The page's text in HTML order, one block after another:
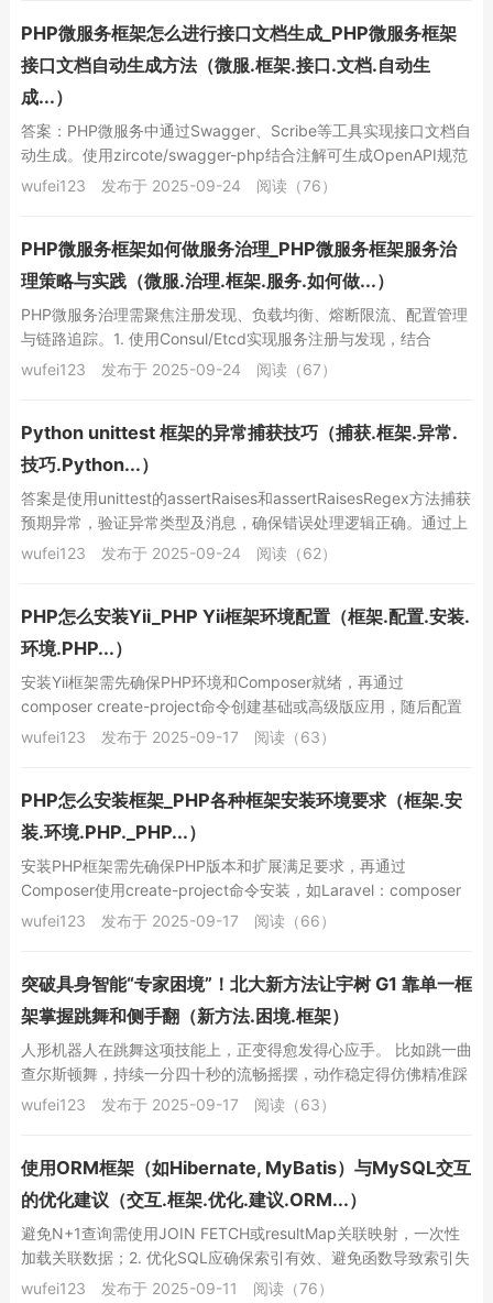
PHP微服务框架怎么进行接口文档生成_PHP微服务框架
接口文档自动生成方法（微服.框架.接口.文档.自动生
成...）
答案：PHP微服务中通过Swagger、Scribe等工具实现接口文档自
动生成。使用zircote/swagger-php结合注解可生成OpenAPI规范
文档，...
wufei123 发布于 2025-09-24 阅读（76）
PHP微服务框架如何做服务治理_PHP微服务框架服务治
理策略与实践（微服.治理.框架.服务.如何做...）
PHP微服务治理需聚焦注册发现、负载均衡、熔断限流、配置管理
与链路追踪。1. 使用Consul/Etcd实现服务注册与发现，结合
Swoole异步心跳；2. 客户...
wufei123 发布于 2025-09-24 阅读（67）
Python unittest 框架的异常捕获技巧（捕获.框架.异常.
技巧.Python...）
答案是使用unittest的assertRaises和assertRaisesRegex方法捕获
预期异常，验证异常类型及消息，确保错误处理逻辑正确。通过上
下文管...
wufei123 发布于 2025-09-24 阅读（62）
PHP怎么安装Yii_PHP Yii框架环境配置（框架.配置.安装.
环境.PHP...）
安装Yii框架需先确保PHP环境和Composer就绪，再通过
composer create-project命令创建基础或高级版应用，随后配置
Web服务器将入口...
wufei123 发布于 2025-09-17 阅读（63）
PHP怎么安装框架_PHP各种框架安装环境要求（框架.安
装.环境.PHP._PHP...）
安装PHP框架需先确保PHP版本和扩展满足要求，再通过
Composer使用create-project命令安装，如Laravel：composer
create...
wufei123 发布于 2025-09-17 阅读（66）
突破具身智能“专家困境”！北大新方法让宇树 G1 靠单一框
架掌握跳舞和侧手翻（新方法.困境.框架）
人形机器人在跳舞这项技能上，正变得愈发得心应手。 比如跳一曲
查尔斯顿舞，持续一分四十秒的流畅摇摆，动作稳定得仿佛精准踩
在节拍器上： 但问题是，它们是否能像人类一...
wufei123 发布于 2025-09-17 阅读（63）
使用ORM框架（如Hibernate, MyBatis）与MySQL交互
的优化建议（交互.框架.优化.建议.ORM...）
避免N+1查询需使用JOIN FETCH或resultMap关联映射，一次性
加载关联数据；2. 优化SQL应确保索引有效、避免函数导致索引失
效、合理使用LIMI...
wufei123 发布于 2025-09-11 阅读（76）